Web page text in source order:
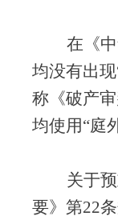
在《
均没有出现
称《破产
均使用“庭
关于
要》第22